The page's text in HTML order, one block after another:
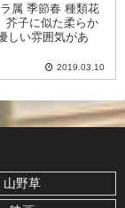
属 季節春 種類花
芥子に似た柔らか
しい雰囲気があ
2019.03.10
山野草